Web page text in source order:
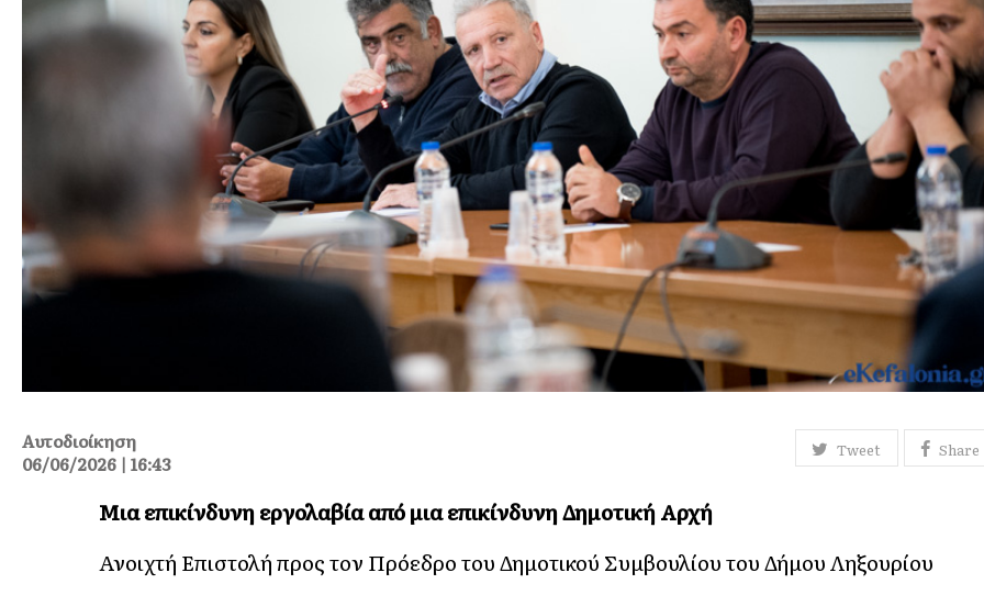
Tweet Share
Αυτοδιοίκηση
06/06/2026 | 16:43
Μια επικίνδυνη εργολαβία από μια επικίνδυνη Δημοτική Αρχή
Ανοιχτή Επιστολή προς τον Πρόεδρο του Δημοτικού Συμβουλίου του Δήμου Ληξουρίου